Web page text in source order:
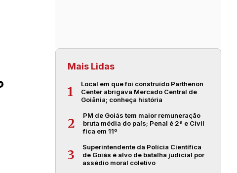
Mais Lidas
1
Local em que foi construído Parthenon
Center abrigava Mercado Central de
Goiânia; conheça história
2
PM de Goiás tem maior remuneração
bruta média do país; Penal é 2ª e Civil
fica em 11º
3
Superintendente da Polícia Científica
de Goiás é alvo de batalha judicial por
assédio moral coletivo